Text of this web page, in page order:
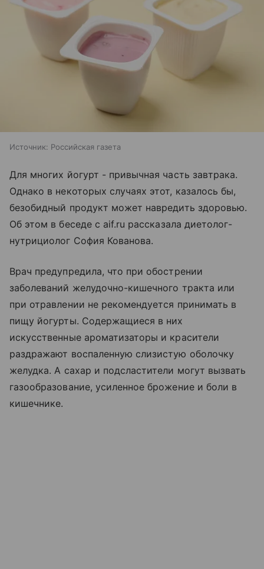
Источник: Российская газета
Для многих йогурт - привычная часть завтрака.
Однако в некоторых случаях этот, казалось бы,
безобидный продукт может навредить здоровью.
Об этом в беседе с aif.ru рассказала диетолог-
нутрициолог София Кованова.
Врач предупредила, что при обострении
заболеваний желудочно-кишечного тракта или
при отравлении не рекомендуется принимать в
пищу йогурты. Содержащиеся в них
искусственные ароматизаторы и красители
раздражают воспаленную слизистую оболочку
желудка. А сахар и подсластители могут вызвать
газообразование, усиленное брожение и боли в
кишечнике.